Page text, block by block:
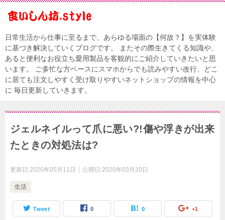
日常生活から仕事に至るまで、あらゆる場面の【何故？】を実体験
に基づき解決していくブログです。 またその際生きてくる知識や、
あると便利なお役立ち愛用製品を客観的にご紹介していきたいと思
います。 ご多忙な方ベースにスマホからでも読みやすい改行、どこ
に居ても注文しやすく受け取りやすいネットショップの情報を中心
に 毎日更新していきます。
ジェルネイルって爪に悪い?!傷や浮きが出来
たときの対処法は?
更新日:2020年05月11日 公開日:2020年03月20日
生活
Tweet 0 0 +1